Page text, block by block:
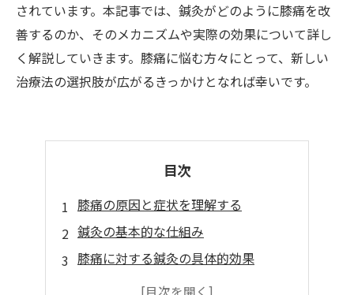
されています。本記事では、鍼灸がどのように膝痛を改
善するのか、そのメカニズムや実際の効果について詳し
く解説していきます。膝痛に悩む方々にとって、新しい
治療法の選択肢が広がるきっかけとなれば幸いです。
目次
膝痛の原因と症状を理解する
鍼灸の基本的な仕組み
膝痛に対する鍼灸の具体的効果
鍼灸治療の流れと施術内容